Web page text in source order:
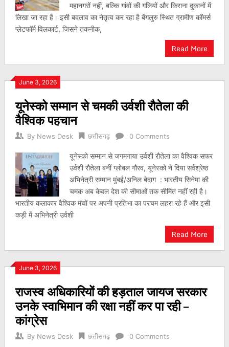
महानगरों नहीं, बल्कि गांवों की गलियों और किराना दुकानों में
लिखा जा रहा है। इसी बदलाव का नेतृत्व कर रहा है बेंगलुरु स्थित ग्रामीण कॉमर्स
प्लेटफॉर्म विलकार्ट, जिसने तकनीक,
Read More
June 3, 2026
यूनेस्को सम्मान से चमकी उर्वशी रौतेला की
वैश्विक पहचान
By News Desk छत्तीसगढ़ 0 Comments
यूनेस्को सम्मान से जगमगाया उर्वशी रौतेला का वैश्विक सफर
उर्वशी रौतेला बनीं ग्लोबल गौरव, यूनेस्को ने दिया सर्वश्रेष्ठ
अभिनेत्री सम्मान मुंबई/अनिल बेदाग : भारतीय सिनेमा की
चमक अब केवल देश की सीमाओं तक सीमित नहीं रही है।
भारतीय कलाकार वैश्विक मंचों पर अपनी प्रतिभा का परचम लहरा रहे हैं और इसी
कड़ी में अभिनेत्री उर्वशी
Read More
June 3, 2026
राजस्व अधिकारियों की हड़ताल जायज सरकार
उनके स्वाभिमान की रक्षा नहीं कर पा रही –
कांग्रेस
By News Desk छत्तीसगढ़ 0 Comments